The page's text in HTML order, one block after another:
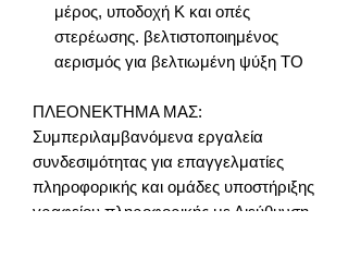
μέρος, υποδοχή K και οπές
στερέωσης. βελτιστοποιημένος
αερισμός για βελτιωμένη ψύξη ΤΟ
ΠΛΕΟΝΕΚΤΗΜΑ ΜΑΣ:
Συμπεριλαμβανόμενα εργαλεία
συνδεσιμότητας για επαγγελματίες
πληροφορικής και ομάδες υποστήριξης
γραφείου πληροφορικής με Διεύθυνση